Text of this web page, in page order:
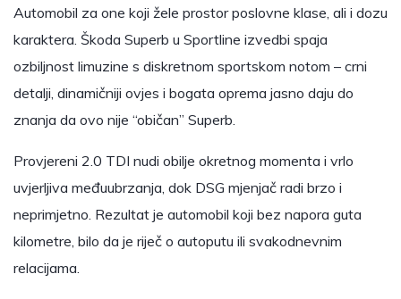
Automobil za one koji žele prostor poslovne klase, ali i dozu
karaktera. Škoda Superb u Sportline izvedbi spaja
ozbiljnost limuzine s diskretnom sportskom notom – crni
detalji, dinamičniji ovjes i bogata oprema jasno daju do
znanja da ovo nije “običan” Superb.
Provjereni 2.0 TDI nudi obilje okretnog momenta i vrlo
uvjerljiva međuubrzanja, dok DSG mjenjač radi brzo i
neprimjetno. Rezultat je automobil koji bez napora guta
kilometre, bilo da je riječ o autoputu ili svakodnevnim
relacijama.